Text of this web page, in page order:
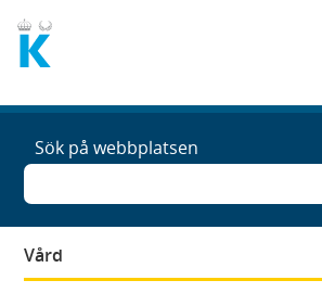
Sök på webbplatsen
Vård